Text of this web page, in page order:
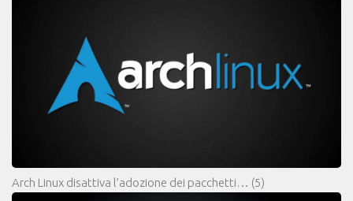
Arch Linux disattiva l’adozione dei pacchetti… (5)